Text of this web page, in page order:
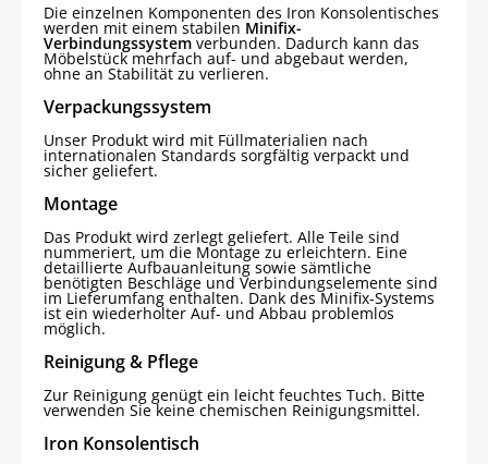
Die einzelnen Komponenten des Iron Konsolentisches
werden mit einem stabilen Minifix-
Verbindungssystem verbunden. Dadurch kann das
Möbelstück mehrfach auf- und abgebaut werden,
ohne an Stabilität zu verlieren.
Verpackungssystem
Unser Produkt wird mit Füllmaterialien nach
internationalen Standards sorgfältig verpackt und
sicher geliefert.
Montage
Das Produkt wird zerlegt geliefert. Alle Teile sind
nummeriert, um die Montage zu erleichtern. Eine
detaillierte Aufbauanleitung sowie sämtliche
benötigten Beschläge und Verbindungselemente sind
im Lieferumfang enthalten. Dank des Minifix-Systems
ist ein wiederholter Auf- und Abbau problemlos
möglich.
Reinigung & Pflege
Zur Reinigung genügt ein leicht feuchtes Tuch. Bitte
verwenden Sie keine chemischen Reinigungsmittel.
Iron Konsolentisch